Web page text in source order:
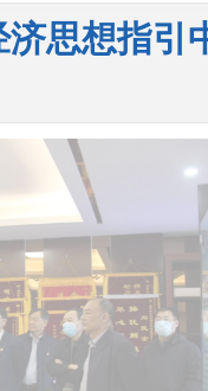
济思想指引